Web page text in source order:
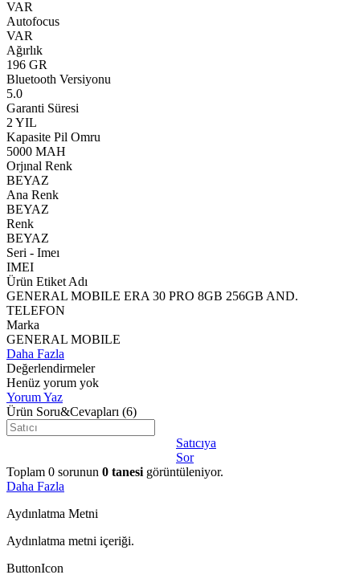
VAR
Autofocus
VAR
Ağırlık
196 GR
Bluetooth Versiyonu
5.0
Garanti Süresi
2 YIL
Kapasite Pil Omru
5000 MAH
Orjınal Renk
BEYAZ
Ana Renk
BEYAZ
Renk
BEYAZ
Seri - Imeı
IMEI
Ürün Etiket Adı
GENERAL MOBILE ERA 30 PRO 8GB 256GB AND.
TELEFON
Marka
GENERAL MOBILE
Daha Fazla
Değerlendirmeler
Henüz yorum yok
Yorum Yaz
Ürün Soru&Cevapları (6)
Satıcıya
Sor
Toplam 0 sorunun 0 tanesi görüntüleniyor.
Daha Fazla
Aydınlatma Metni
Aydınlatma metni içeriği.
ButtonIcon